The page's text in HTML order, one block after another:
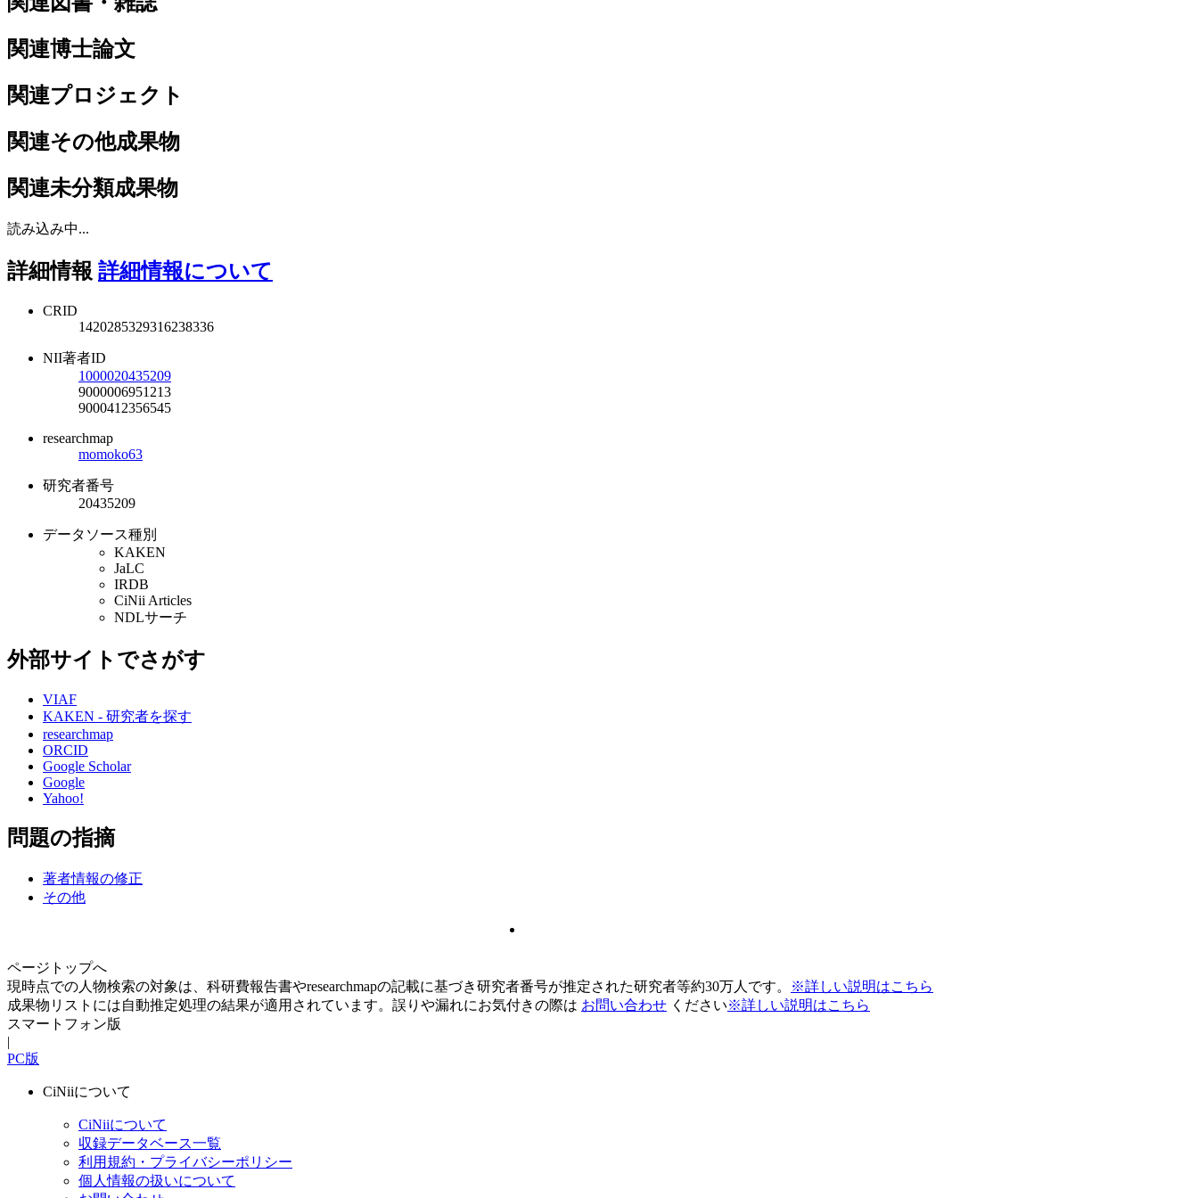
関連博士論文
関連プロジェクト
関連その他成果物
関連未分類成果物
読み込み中...
詳細情報 詳細情報について
CRID
1420285329316238336
NII著者ID
1000020435209
9000006951213
9000412356545
researchmap
momoko63
研究者番号
20435209
データソース種別
KAKEN
JaLC
IRDB
CiNii Articles
NDLサーチ
外部サイトでさがす
VIAF
KAKEN - 研究者を探す
researchmap
ORCID
Google Scholar
Google
Yahoo!
問題の指摘
著者情報の修正
その他
ページトップへ
現時点での人物検索の対象は、科研費報告書やresearchmapの記載に基づき研究者番号が推定された研究者等約30万人です。
※詳しい説明はこちら
成果物リストには自動推定処理の結果が適用されています。誤りや漏れにお気付きの際は お問い合わせ ください※詳しい説明はこちら
スマートフォン版
|
PC版
CiNiiについて
CiNiiについて
収録データベース一覧
利用規約・プライバシーポリシー
個人情報の扱いについて